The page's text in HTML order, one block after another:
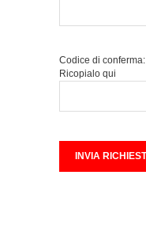
Codice di conferma:
Ricopialo qui